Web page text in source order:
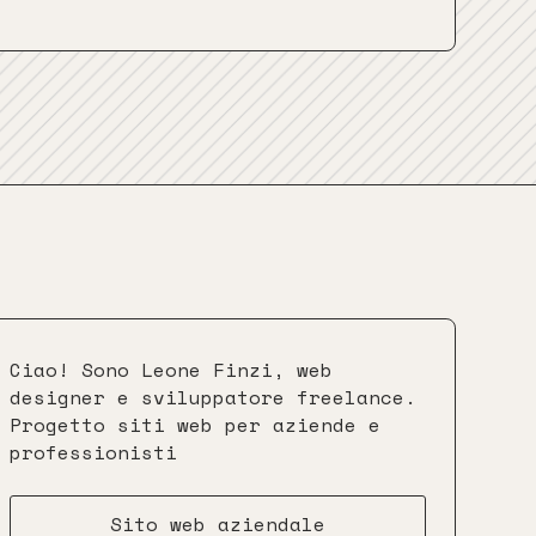
Ciao! Sono Leone Finzi, web
designer e sviluppatore freelance.
Progetto siti web per aziende e
professionisti
Sito web aziendale